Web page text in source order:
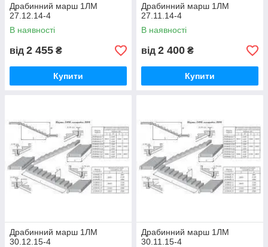
Драбинний марш 1ЛМ
27.12.14-4
В наявності
від 2 455 ₴
Купити
Драбинний марш 1ЛМ
27.11.14-4
В наявності
від 2 400 ₴
Купити
Драбинний марш 1ЛМ
30.12.15-4
Драбинний марш 1ЛМ
30.11.15-4